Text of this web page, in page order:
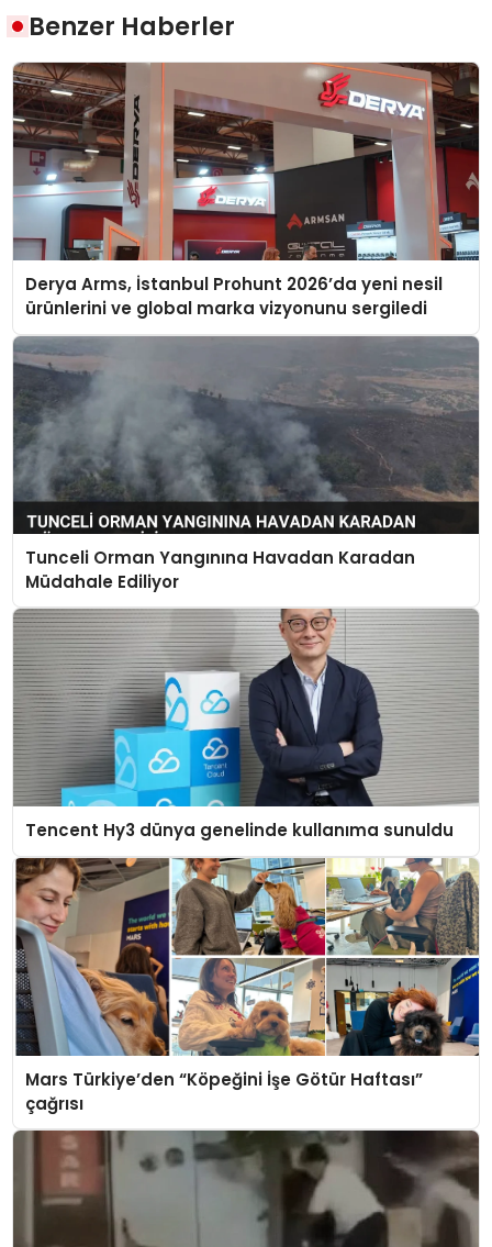
Benzer Haberler
Derya Arms, İstanbul Prohunt 2026’da yeni nesil
ürünlerini ve global marka vizyonunu sergiledi
Tunceli Orman Yangınına Havadan Karadan
Müdahale Ediliyor
Tencent Hy3 dünya genelinde kullanıma sunuldu
Mars Türkiye’den “Köpeğini İşe Götür Haftası”
çağrısı